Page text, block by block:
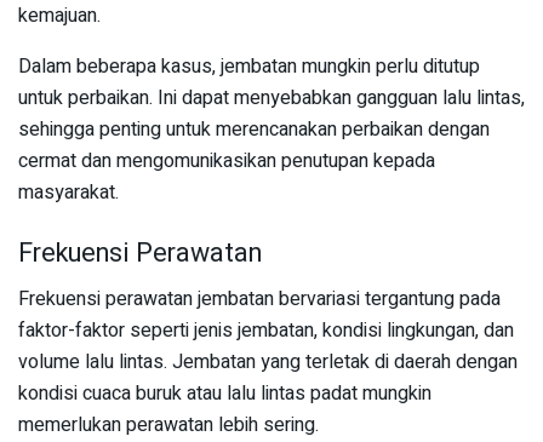
kemajuan.
Dalam beberapa kasus, jembatan mungkin perlu ditutup
untuk perbaikan. Ini dapat menyebabkan gangguan lalu lintas,
sehingga penting untuk merencanakan perbaikan dengan
cermat dan mengomunikasikan penutupan kepada
masyarakat.
Frekuensi Perawatan
Frekuensi perawatan jembatan bervariasi tergantung pada
faktor-faktor seperti jenis jembatan, kondisi lingkungan, dan
volume lalu lintas. Jembatan yang terletak di daerah dengan
kondisi cuaca buruk atau lalu lintas padat mungkin
memerlukan perawatan lebih sering.